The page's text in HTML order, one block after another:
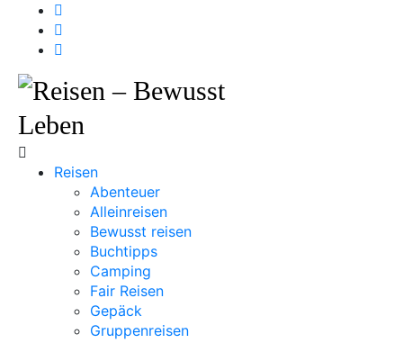
Reisen
Abenteuer
Alleinreisen
Bewusst reisen
Buchtipps
Camping
Fair Reisen
Gepäck
Gruppenreisen